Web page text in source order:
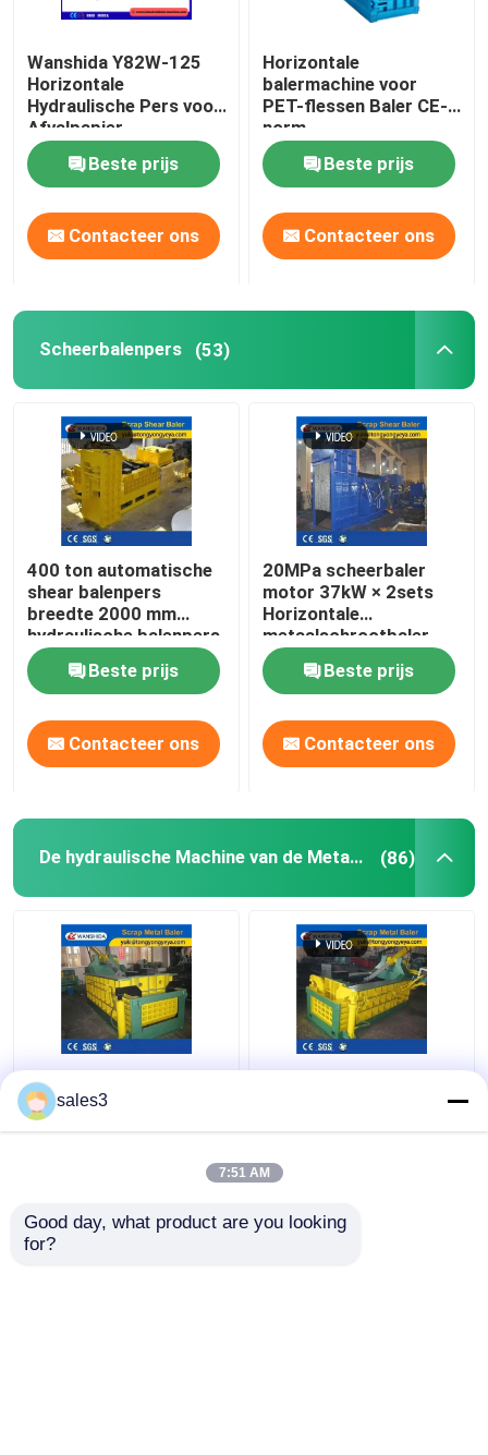
Wanshida Y82W-125
Horizontale
Hydraulische Pers voor
Afvalpapier,
Kunststoffen & PET-
flessenBeste prijs
Contacteer ons
Horizontale
balermachine voor
PET-flessen Baler CE-
norm
Beste prijs
Contacteer ons
Scheerbalenpers (53)
400 ton automatische
shear balenpers
breedte 2000 mm
hydraulische balenpers
Beste prijs
Contacteer ons
20MPa scheerbaler
motor 37kW × 2sets
Horizontale
metaalschrootbaler
voor recycling van
zwaar schroot
Beste prijs
Contacteer ons
De hydraulische Machine van de Metaalpers (86)
Forward Out
Hydraulische metalen
balenpers Machine
sales3
7:51 AM
Good day, what product are you looking
for?